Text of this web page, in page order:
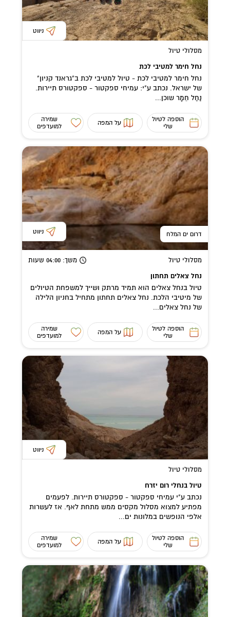
ניווט
מסלולי טיול
נחל חימר למטיבי לכת
נחל חימר למטיבי לכת - טיול למטיבי לכת ב"גראנד קניון"
של ישראל. נכתב ע"י: עמיחי ספקטור - ספקטורס תיירות.
נַחַל חֵמָר שוכן...
הוספה לטיול
שלי
על המפה
שמירה
למועדפים
דרום ים המלח ניווט
מסלולי טיול משך: 04:00 שעות
נחל צאלים תחתון
טיול בנחל צאלים הוא תמיד מרתק ושייך למשפחת הטיולים
של מיטיבי הלכת. נחל צאלים תחתון מתחיל בחניון הלילה
של נחל צאלים...
הוספה לטיול
שלי
על המפה
שמירה
למועדפים
ניווט
מסלולי טיול
טיול בנחלי רום יזרח
נכתב ע"י עמיחי ספקטור - ספקטורס תיירות. לפעמים
מפתיע למצוא מסלול מקסים ממש מתחת לאף. אז לעשרות
אלפי הנופשים במלונות ים...
הוספה לטיול
שלי
על המפה
שמירה
למועדפים